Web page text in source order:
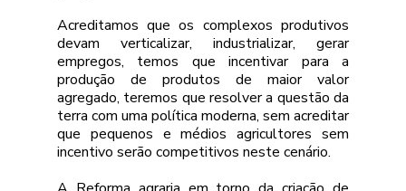
Acreditamos que os complexos produtivos
devam verticalizar, industrializar, gerar
empregos, temos que incentivar para a
produção de produtos de maior valor
agregado, teremos que resolver a questão da
terra com uma política moderna, sem acreditar
que pequenos e médios agricultores sem
incentivo serão competitivos neste cenário.